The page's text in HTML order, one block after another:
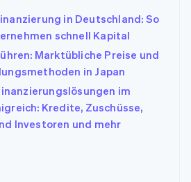
in Deutschland: So
schnell Kapital
Marktübliche Preise und
in Japan
im
Kredite, Zuschüsse,
Investoren und mehr